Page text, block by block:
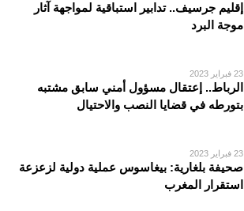
إقليم جرسيف.. تدابير استباقية لمواجهة آثار
موجة البرد
23 فبراير 2023
الرباط.. إعتقال مسؤول أمني سابق مشتبه
بتورطه في قضايا النصب والاحتيال
23 فبراير 2023
صحيفة بلغارية: بيغاسوس عملية دولية لزعزعة
استقرار المغرب